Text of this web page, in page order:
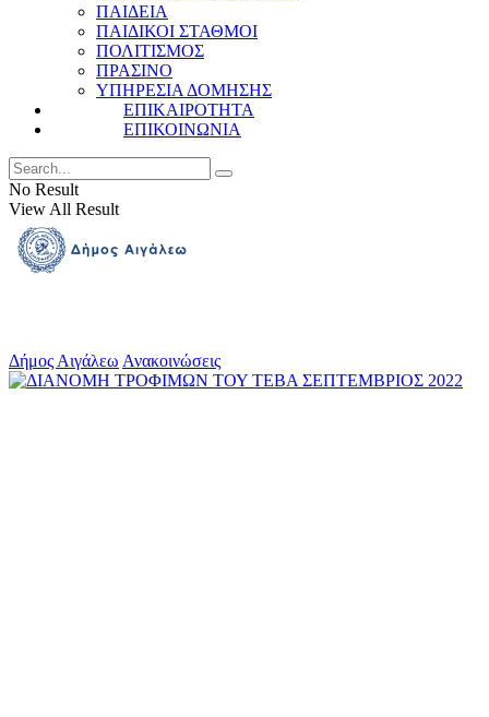
ΠΑΙΔΕΙΑ
ΠΑΙΔΙΚΟΙ ΣΤΑΘΜΟΙ
ΠΟΛΙΤΙΣΜΟΣ
ΠΡΑΣΙΝΟ
ΥΠΗΡΕΣΙΑ ΔΟΜΗΣΗΣ
ΕΠΙΚΑΙΡΟΤΗΤΑ
ΕΠΙΚΟΙΝΩΝΙΑ
No Result
View All Result
Δήμος Αιγάλεω Ανακοινώσεις